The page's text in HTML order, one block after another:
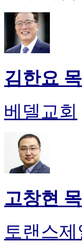
김한요
베델교회
고창현
토랜스